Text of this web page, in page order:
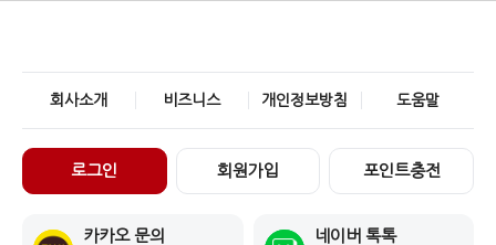
회사소개 비즈니스 개인정보방침 도움말
로그인 회원가입 포인트충전
카카오 문의 네이버 톡톡